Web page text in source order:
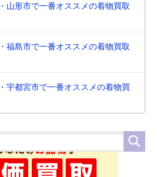
山形市で一番オススメの着物買取
福島市で一番オススメの着物買取
宇都宮市で一番オススメの着物買